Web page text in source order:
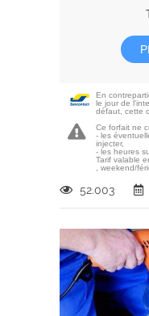
En
le jour de
défaut, cette
Ce forfait ne
- les
injecter,
- les heures
Tarif valable
, weekend/
52.003